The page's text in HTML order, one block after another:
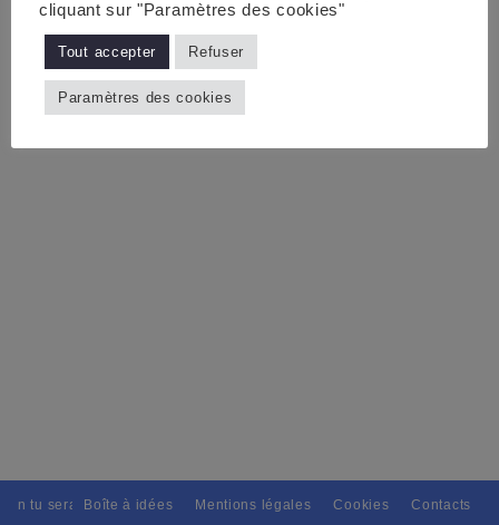
tu seras, Pour tous avec discernement. // L'amitié tu
Boîte à idées Mentions légales Cookies Contacts
cliquant sur "Paramètres des cookies"
Tout accepter Refuser
Paramètres des cookies